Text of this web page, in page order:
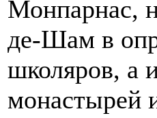
Монпарнас,
де-Шам в
школяров, а
монастырей